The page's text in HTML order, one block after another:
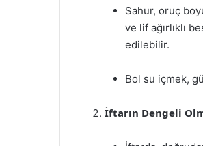
Sahur, oruç
ve lif ağırlıklı
edilebilir.
Bol su içmek,
İftarın Dengeli